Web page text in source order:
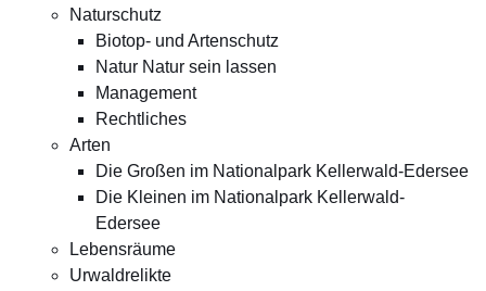
Naturschutz
Biotop- und Artenschutz
Natur Natur sein lassen
Management
Rechtliches
Arten
Die Großen im Nationalpark Kellerwald-Edersee
Die Kleinen im Nationalpark Kellerwald-
Edersee
Lebensräume
Urwaldrelikte